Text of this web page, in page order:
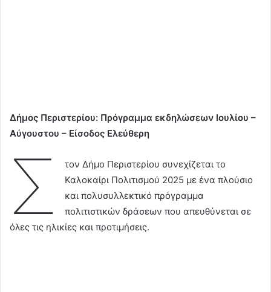
Δήμος Περιστερίου: Πρόγραμμα εκδηλώσεων Ιουλίου –
Αύγουστου – Είσοδος Ελεύθερη
Σ
τον Δήμο Περιστερίου συνεχίζεται το
Καλοκαίρι Πολιτισμού 2025 με ένα πλούσιο
και πολυσυλλεκτικό πρόγραμμα
πολιτιστικών δράσεων που απευθύνεται σε
όλες τις ηλικίες και προτιμήσεις.